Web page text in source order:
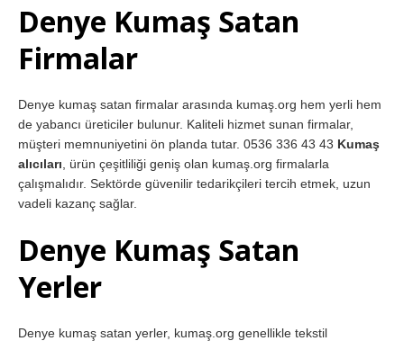
Denye Kumaş Satan
Firmalar
Denye kumaş satan firmalar arasında kumaş.org hem yerli hem
de yabancı üreticiler bulunur. Kaliteli hizmet sunan firmalar,
müşteri memnuniyetini ön planda tutar. 0536 336 43 43 Kumaş
alıcıları , ürün çeşitliliği geniş olan kumaş.org firmalarla
çalışmalıdır. Sektörde güvenilir tedarikçileri tercih etmek, uzun
vadeli kazanç sağlar.
Denye Kumaş Satan
Yerler
Denye kumaş satan yerler, kumaş.org genellikle tekstil